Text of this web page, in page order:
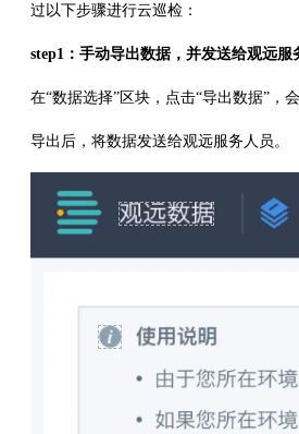
过以下步骤进行云巡检：
step1：手动导出数据，并发送给观远服
在“数据选择”区块，点击“导出数据”，
导出后，将数据发送给观远服务人员。